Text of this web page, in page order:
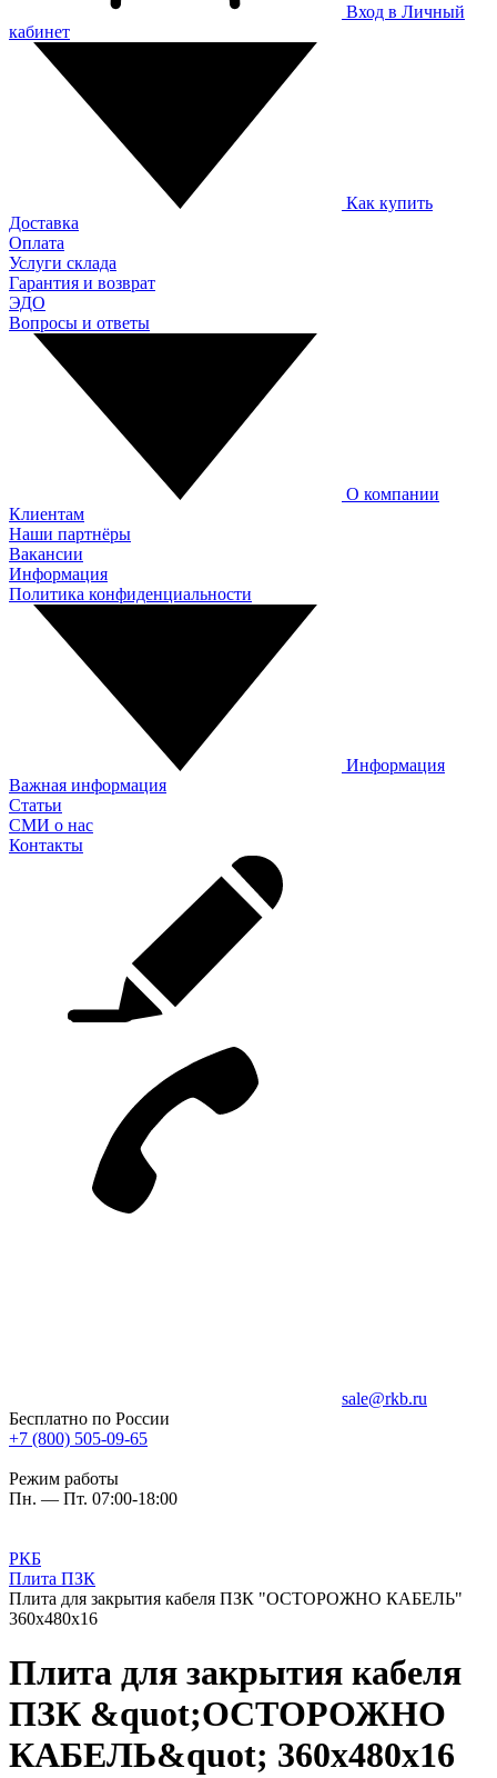
Вход в Личный
кабинет
Как купить
Доставка
Оплата
Услуги склада
Гарантия и возврат
ЭДО
Вопросы и ответы
О компании
Клиентам
Наши партнёры
Вакансии
Информация
Политика конфиденциальности
Информация
Важная информация
Статьи
СМИ о нас
Контакты
sale@rkb.ru
Бесплатно по России
+7 (800) 505-09-65
Режим работы
Пн. — Пт. 07:00-18:00
РКБ
Плита ПЗК
Плита для закрытия кабеля ПЗК "ОСТОРОЖНО КАБЕЛЬ"
360х480х16
Плита для закрытия кабеля
ПЗК &quot;ОСТОРОЖНО
КАБЕЛЬ&quot; 360х480х16